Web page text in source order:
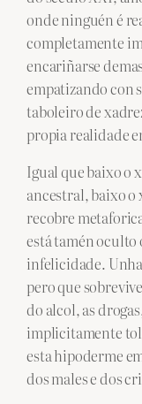
onde ninguén é
completamente
encariñarse
empatizando con
taboleiro de
propia realidade
Igual que baixo o
ancestral, baixo o
recobre
está tamén
infelicidade.
pero que
do alcol, as
implicitamente
esta hipoderme
dos males e dos